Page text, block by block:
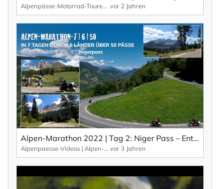
Alpenpässe-Motorrad-Touren: Alpen-Marathon, die TV-Reportagen vor 2 Jahren
Alpen-Marathon 2022 | Tag 2: Niger Pass – Entspanntes Cruisen mit grandiosen Weitsichten. Impressionen aus: 7 Tage | 6 Länder | 50 Pässe.
Alpenpaesse-Videos | Alpen-Marathon vor 3 Jahren
Ich willige in den Empfang des Newsletters ein,
den ich jederzeit mit dem Link im Newsletter
selbst abbestellen kann.
Mit der Eintragung für den Newsletter bestätigen Sie die Verarbeitung
Ihrer Daten gemäß der Datenschutzerklärungdurch KlickTipp.
Newsletter abonnieren